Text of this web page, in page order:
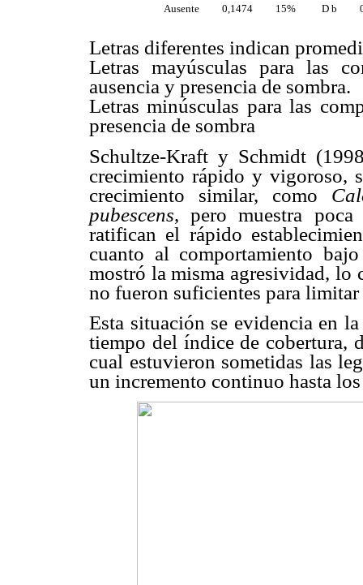
Ausente 0,1474 15% D b
Letras diferentes indican
Letras mayúsculas para las
ausencia y presencia de sombra.
Letras minúsculas para las
presencia de sombra
Schultze-Kraft y Schmidt
crecimiento rápido y vigoroso,
crecimiento similar, como
pubescens, pero muestra
ratifican el rápido
cuanto al comportamiento
mostró la misma agresividad, lo
no fueron suficientes para
Esta situación se evidencia en
tiempo del índice de cobertura,
cual estuvieron sometidas las
un incremento continuo hasta